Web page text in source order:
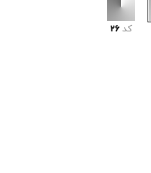
کد 26